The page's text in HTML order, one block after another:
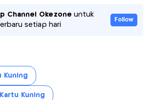
Channel Okezone untuk
setiap hari
Follow
Kuning
Kuning